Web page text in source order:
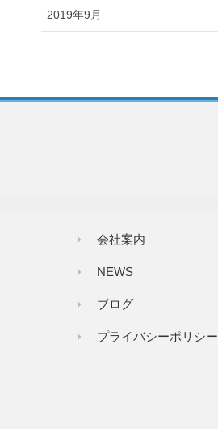
2019年9月
会社案内
NEWS
ブログ
プライバシーポリシー